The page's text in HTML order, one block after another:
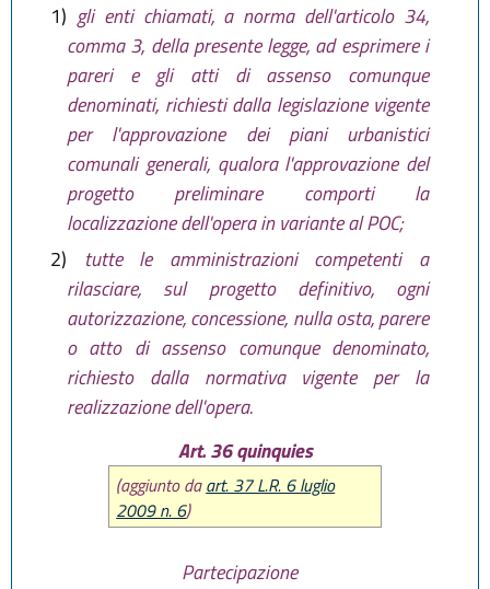
1) gli enti chiamati, a norma dell'articolo 34,
comma 3, della presente legge, ad esprimere i
pareri e gli atti di assenso comunque
denominati, richiesti dalla legislazione vigente
per l'approvazione dei piani urbanistici
comunali generali, qualora l'approvazione del
progetto preliminare comporti la
localizzazione dell'opera in variante al POC;
2)
tutte le amministrazioni competenti a
rilasciare, sul progetto definitivo, ogni
autorizzazione, concessione, nulla osta, parere
o atto di assenso comunque denominato,
richiesto dalla normativa vigente per la
realizzazione dell'opera.
Art. 36 quinquies
(aggiunto daart. 37 L.R. 6 luglio
2009 n. 6)
Partecipazione